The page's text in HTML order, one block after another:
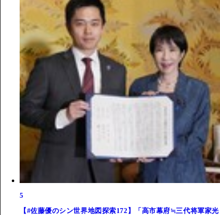
5
【#佐藤優のシン世界地図探索172】「高市幕府≒三代将軍家光